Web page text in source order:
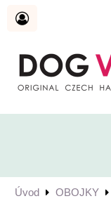
Úvod OBOJKY